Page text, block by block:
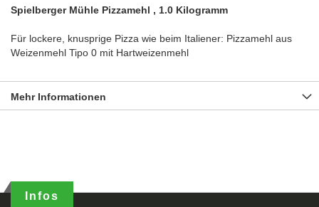
Spielberger Mühle Pizzamehl , 1.0 Kilogramm
Für lockere, knusprige Pizza wie beim Italiener: Pizzamehl aus
Weizenmehl Tipo 0 mit Hartweizenmehl
Mehr Informationen
Infos